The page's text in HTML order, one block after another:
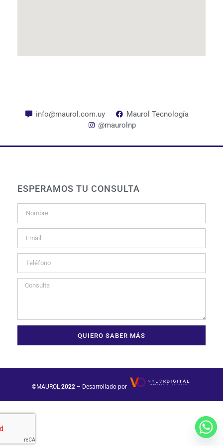
info@maurol.com.uy
Maurol Tecnología
@maurolnp
ESPERAMOS TU CONSULTA
QUIERO SABER MÁS
©MAUROL2022 – Desarrollado por